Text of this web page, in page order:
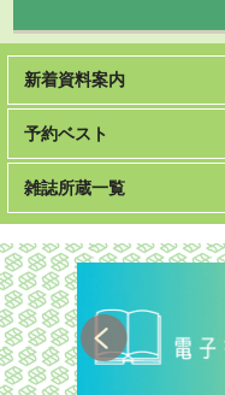
新着資料案内
予約ベスト
雑誌所蔵一覧